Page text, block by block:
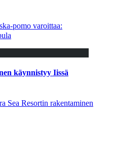
pomo varoittaa:
käynnistyy Iissä
Sea Resortin rakentaminen